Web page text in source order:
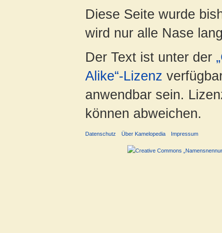
Diese Seite wurde
wird nur alle Nase
Der Text ist unter der
Alike“-Lizenz
anwendbar sein.
können abweichen.
Datenschutz Über Kamelopedia Impressum